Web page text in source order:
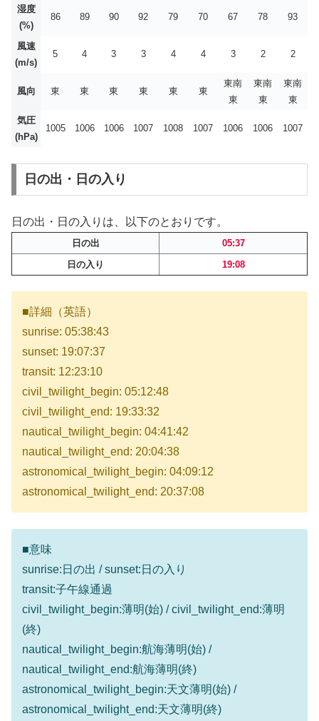
湿度
(%)
86 89 90 92 79 70 67 78 93
風速
(m/s)
5 4 3 3 4 4 3 2 2
風向 東 東 東 東 東 東
東南
東
東南
東
東南
東
気圧
(hPa)
1005 1006 1006 1007 1008 1007 1006 1006 1007
日の出・日の入り
日の出・日の入りは、以下のとおりです。
日の出
05:37
日の入り
19:08
■詳細（英語）
sunrise: 05:38:43
sunset: 19:07:37
transit: 12:23:10
civil_twilight_begin: 05:12:48
civil_twilight_end: 19:33:32
nautical_twilight_begin: 04:41:42
nautical_twilight_end: 20:04:38
astronomical_twilight_begin: 04:09:12
astronomical_twilight_end: 20:37:08
■意味
sunrise:日の出 / sunset:日の入り
transit:子午線通過
civil_twilight_begin:薄明(始) / civil_twilight_end:薄明
(終)
nautical_twilight_begin:航海薄明(始) /
nautical_twilight_end:航海薄明(終)
astronomical_twilight_begin:天文薄明(始) /
astronomical_twilight_end:天文薄明(終)